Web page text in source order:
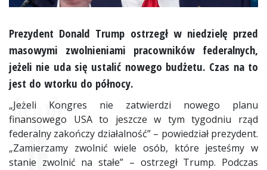
Prezydent Donald Trump ostrzegł w niedzielę przed
masowymi zwolnieniami pracowników federalnych,
jeżeli nie uda się ustalić nowego budżetu. Czas na to
jest do wtorku do północy.
„Jeżeli Kongres nie zatwierdzi nowego planu
finansowego USA to jeszcze w tym tygodniu rząd
federalny zakończy działalność” – powiedział prezydent.
„Zamierzamy zwolnić wiele osób, które jesteśmy w
stanie zwolnić na stałe” – ostrzegł Trump. Podczas